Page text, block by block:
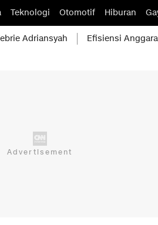
Teknologi Otomotif Hiburan
Adriansyah Efisiensi